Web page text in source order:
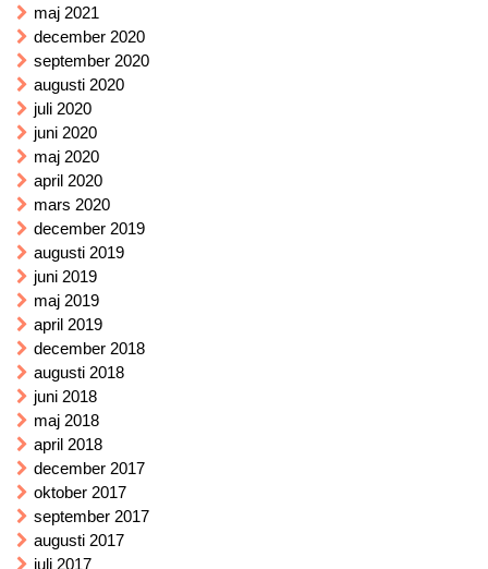
maj 2021
december 2020
september 2020
augusti 2020
juli 2020
juni 2020
maj 2020
april 2020
mars 2020
december 2019
augusti 2019
juni 2019
maj 2019
april 2019
december 2018
augusti 2018
juni 2018
maj 2018
april 2018
december 2017
oktober 2017
september 2017
augusti 2017
juli 2017